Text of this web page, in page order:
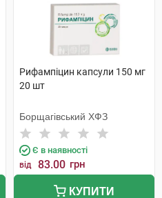
Рифампіцин капсули 150 мг
20 шт
Борщагівський ХФЗ
Є в наявності
від 83.00 грн
КУПИТИ